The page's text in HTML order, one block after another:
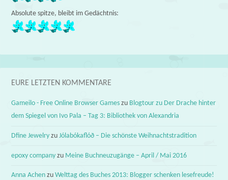
Absolute spitze, bleibt im Gedächtnis:
EURE LETZTEN KOMMENTARE
Gameilo - Free Online Browser Games zu Blogtour zu Der Drache hinter
dem Spiegel von Ivo Pala – Tag 3: Bibliothek von Alexandria
Dfine Jewelry zuJólabókaflóð – Die schönste Weihnachtstradition
epoxy company zu Meine Buchneuzugänge – April / Mai 2016
Anna Achen zuWelttag des Buches 2013: Blogger schenken lesefreude!